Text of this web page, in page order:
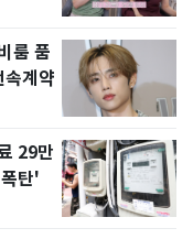
룸 품
계약
29만
탄'